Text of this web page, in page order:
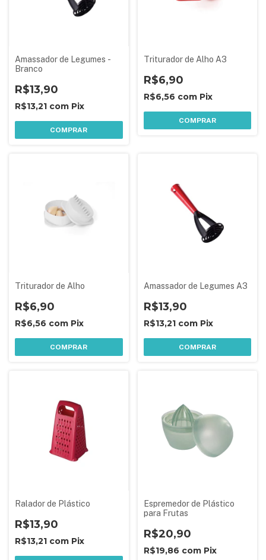
Amassador de Legumes -
Branco
R$13,90
R$13,21 com Pix
COMPRAR
Triturador de Alho A3
R$6,90
R$6,56 com Pix
COMPRAR
Triturador de Alho
R$6,90
R$6,56 com Pix
COMPRAR
Amassador de Legumes A3
R$13,90
R$13,21 com Pix
COMPRAR
Ralador de Plástico
R$13,90
R$13,21 com Pix
Espremedor de Plástico
para Frutas
R$20,90
R$19,86 com Pix